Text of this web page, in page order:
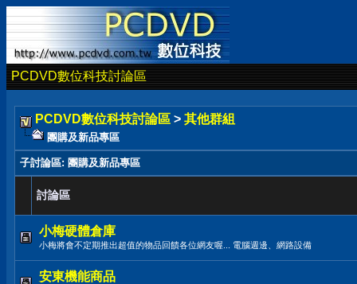
PCDVD數位科技討論區
PCDVD數位科技討論區 > 其他群組
團購及新品專區
子討論區: 團購及新品專區
討論區
小梅硬體倉庫
小梅將會不定期推出超值的物品回饋各位網友喔... 電腦週邊、網路設備
安東機能商品